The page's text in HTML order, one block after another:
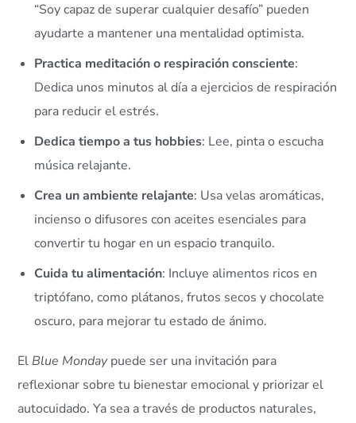
“Soy capaz de superar cualquier desafío” pueden
ayudarte a mantener una mentalidad optimista.
Practica meditación o respiración consciente:
Dedica unos minutos al día a ejercicios de respiración
para reducir el estrés.
Dedica tiempo a tus hobbies: Lee, pinta o escucha
música relajante.
Crea un ambiente relajante: Usa velas aromáticas,
incienso o difusores con aceites esenciales para
convertir tu hogar en un espacio tranquilo.
Cuida tu alimentación: Incluye alimentos ricos en
triptófano, como plátanos, frutos secos y chocolate
oscuro, para mejorar tu estado de ánimo.
ElBlue Mondaypuede ser una invitación para
reflexionar sobre tu bienestar emocional y priorizar el
autocuidado. Ya sea a través de productos naturales,